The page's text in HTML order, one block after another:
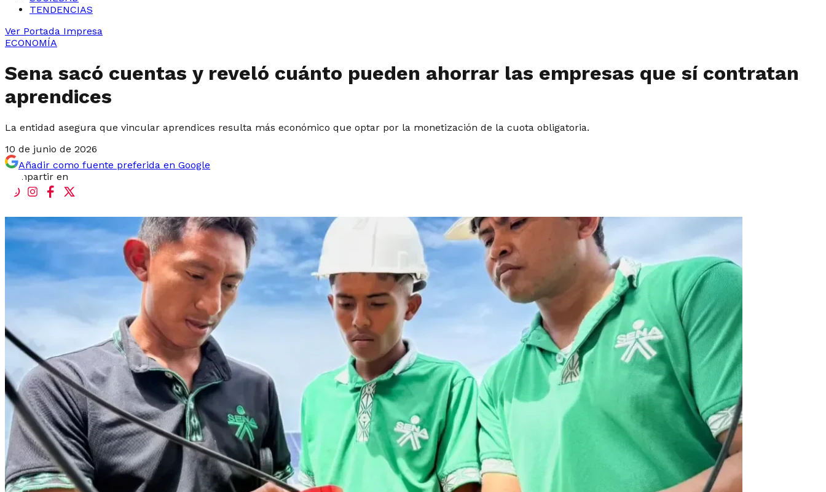
TENDENCIAS
Ver Portada Impresa
ECONOMÍA
Sena sacó cuentas y reveló cuánto pueden ahorrar las empresas que sí contratan
aprendices
La entidad asegura que vincular aprendices resulta más económico que optar por la monetización de la cuota obligatoria.
10 de junio de 2026
Añadir como fuente preferida en Google
Compartir en